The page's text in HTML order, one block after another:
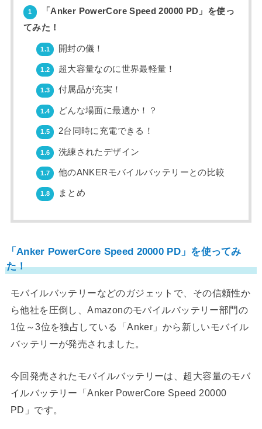
1
「Anker PowerCore Speed 20000 PD」を使っ
てみた！
1.1 開封の儀！
1.2 超大容量なのに世界最軽量！
1.3 付属品が充実！
1.4 どんな場面に最適か！？
1.5 2台同時に充電できる！
1.6 洗練されたデザイン
1.7 他のANKERモバイルバッテリーとの比較
1.8 まとめ
「Anker PowerCore Speed 20000 PD」を使ってみ
た！
モバイルバッテリーなどのガジェットで、その信頼性か
ら他社を圧倒し、Amazonのモバイルバッテリー部門の
1位～3位を独占している「Anker」から新しいモバイル
バッテリーが発売されました。
今回発売されたモバイルバッテリーは、超大容量のモバ
イルバッテリー「Anker PowerCore Speed 20000
PD」です。